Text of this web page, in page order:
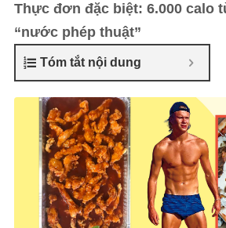
Thực đơn đặc biệt: 6.000 calo
“nước phép thuật”
Tóm tắt nội dung